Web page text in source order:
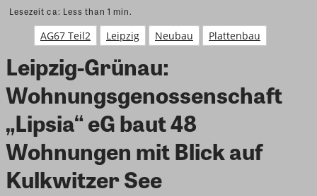
Lesezeit ca: Less than 1 min.
AG67 Teil2 Leipzig Neubau Plattenbau
Leipzig-Grünau:
Wohnungsgenossenschaft
„Lipsia“ eG baut 48
Wohnungen mit Blick auf
Kulkwitzer See